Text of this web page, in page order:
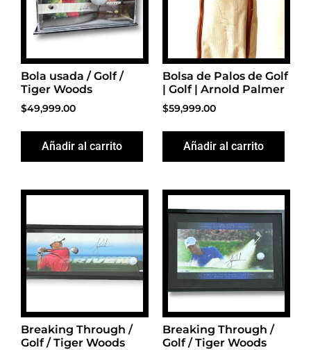
Bola usada / Golf /
Tiger Woods
$49,999.00
Añadir al carrito
Bolsa de Palos de Golf
| Golf | Arnold Palmer
$59,999.00
Añadir al carrito
Breaking Through /
Golf / Tiger Woods
Breaking Through /
Golf / Tiger Woods